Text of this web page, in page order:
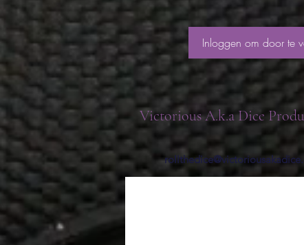
Inloggen om door te
Victorious A.k.a Dice